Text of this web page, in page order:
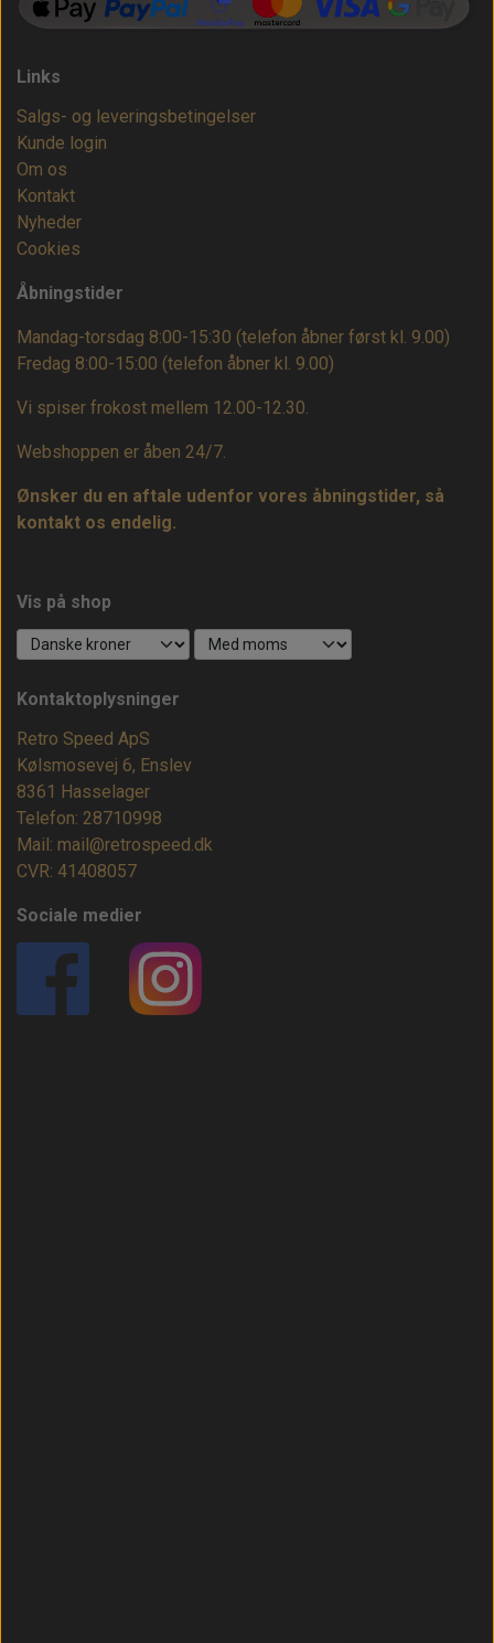
Links
Salgs- og leveringsbetingelser
Kunde login
Om os
Kontakt
Nyheder
Cookies
Åbningstider
Mandag-torsdag 8:00-15:30 (telefon åbner først kl. 9.00)
Fredag 8:00-15:00 (telefon åbner kl. 9.00)
Vi spiser frokost mellem 12.00-12.30.
Webshoppen er åben 24/7.
Ønsker du en aftale udenfor vores åbningstider, så
kontakt os endelig.
Vis på shop
Kontaktoplysninger
Retro Speed ApS
Kølsmosevej 6, Enslev
8361 Hasselager
Telefon: 28710998
Mail: mail@retrospeed.dk
CVR: 41408057
Sociale medier